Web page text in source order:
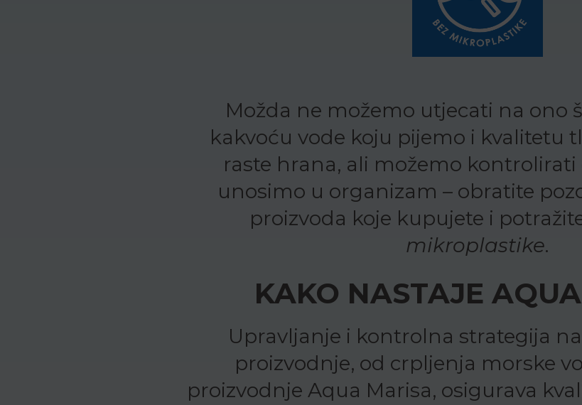
Možda ne možemo utjecati na ono
kakvoću vode koju pijemo i kvalitetu
raste hrana, ali možemo kontrolirati
unosimo u organizam – obratite
proizvoda koje kupujete i
mikroplastike.
KAKO NASTAJE
Upravljanje i kontrolna strategija
proizvodnje, od crpljenja morske
proizvodnje Aqua Marisa, osigurava